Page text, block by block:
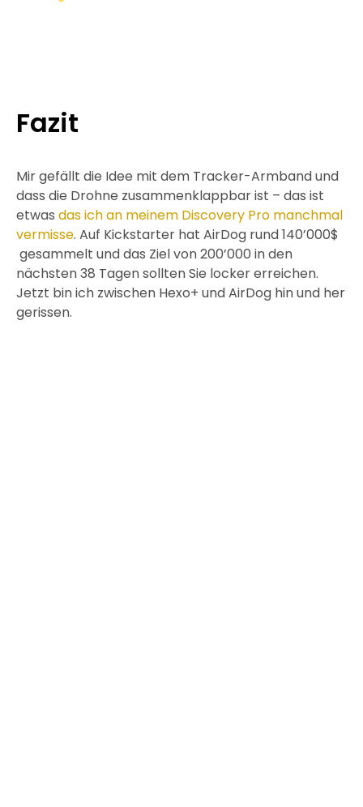
Fazit
Mir gefällt die Idee mit dem Tracker-Armband und
dass die Drohne zusammenklappbar ist – das ist
etwas das ich an meinem Discovery Pro manchmal
vermisse. Auf Kickstarter hat AirDog rund 140’000$
gesammelt und das Ziel von 200’000 in den
nächsten 38 Tagen sollten Sie locker erreichen.
Jetzt bin ich zwischen Hexo+ und AirDog hin und her
gerissen.